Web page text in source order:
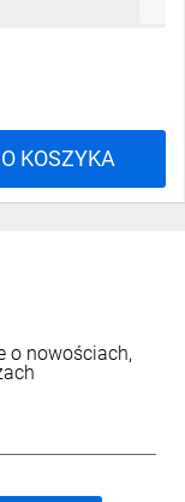
KOSZYKA
o nowościach,